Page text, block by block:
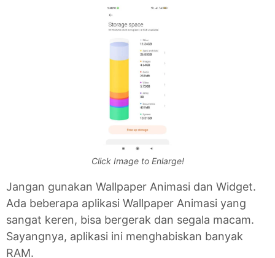
Click Image to Enlarge!
Jangan gunakan Wallpaper Animasi dan Widget.
Ada beberapa aplikasi Wallpaper Animasi yang
sangat keren, bisa bergerak dan segala macam.
Sayangnya, aplikasi ini menghabiskan banyak
RAM.